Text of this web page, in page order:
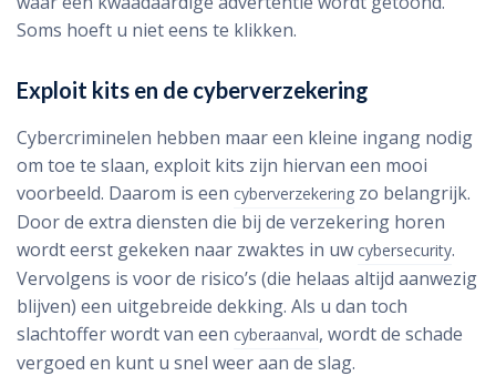
Soms hoeft u niet eens te klikken.
Exploit kits en de cyberverzekering
Cybercriminelen hebben maar een kleine ingang nodig
om toe te slaan, exploit kits zijn hiervan een mooi
voorbeeld. Daarom is een cyberverzekering zo belangrijk.
Door de extra diensten die bij de verzekering horen
wordt eerst gekeken naar zwaktes in uw cybersecurity.
Vervolgens is voor de risico’s (die helaas altijd aanwezig
blijven) een uitgebreide dekking. Als u dan toch
slachtoffer wordt van een cyberaanval, wordt de schade
vergoed en kunt u snel weer aan de slag.